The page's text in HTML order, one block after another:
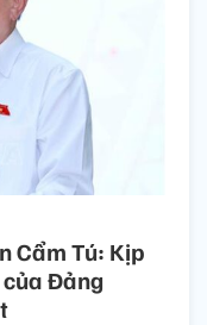
Cẩm Tú: Kịp
Đảng